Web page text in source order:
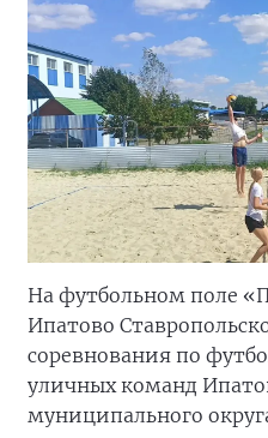
На футбольном поле
Ипатово
соревнования по
уличных команд
муниципального